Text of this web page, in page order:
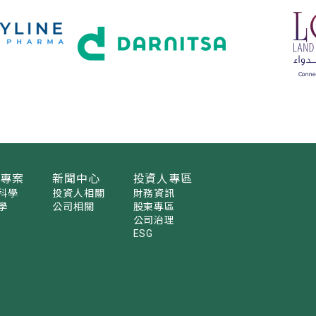
案
學
新聞中心
投資人相關
公司相關
投資人專區
財務資訊
股東專區
公司治理
ESG